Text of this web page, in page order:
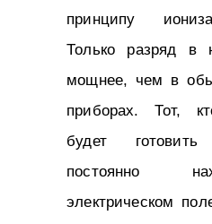
принципу
Только разряд в
мощнее, чем в
приборах. Тот,
будет
постоянно
электрическом